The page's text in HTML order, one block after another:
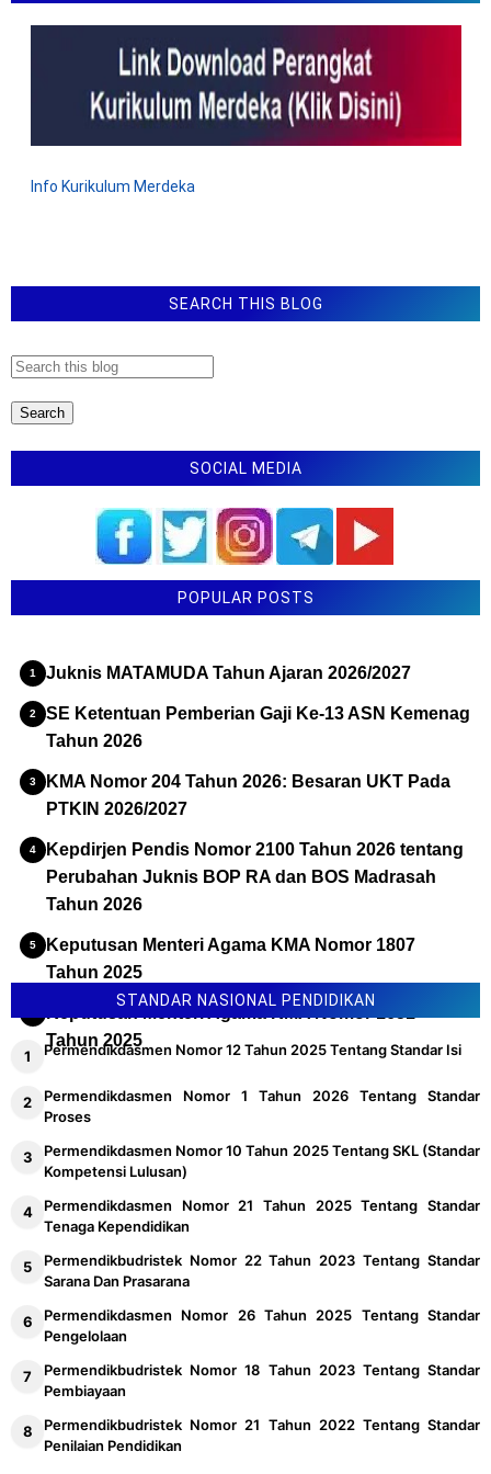
Info Kurikulum Merdeka
SEARCH THIS BLOG
SOCIAL MEDIA
POPULAR POSTS
Juknis MATAMUDA Tahun Ajaran 2026/2027
SE Ketentuan Pemberian Gaji Ke-13 ASN Kemenag
Tahun 2026
KMA Nomor 204 Tahun 2026: Besaran UKT Pada
PTKIN 2026/2027
Kepdirjen Pendis Nomor 2100 Tahun 2026 tentang
Perubahan Juknis BOP RA dan BOS Madrasah
Tahun 2026
Keputusan Menteri Agama KMA Nomor 1807
Tahun 2025
Tahun 2025
STANDAR NASIONAL PENDIDIKAN
Permendikdasmen Nomor 12 Tahun 2025 Tentang Standar Isi
Permendikdasmen Nomor 1 Tahun 2026 Tentang Standar
Proses
Permendikdasmen Nomor 10 Tahun 2025 Tentang SKL (Standar
Kompetensi Lulusan)
Permendikdasmen Nomor 21 Tahun 2025 Tentang Standar
Tenaga Kependidikan
Permendikbudristek Nomor 22 Tahun 2023 Tentang Standar
Sarana Dan Prasarana
Permendikdasmen Nomor 26 Tahun 2025 Tentang Standar
Pengelolaan
Permendikbudristek Nomor 18 Tahun 2023 Tentang Standar
Pembiayaan
Permendikbudristek Nomor 21 Tahun 2022 Tentang Standar
Penilaian Pendidikan